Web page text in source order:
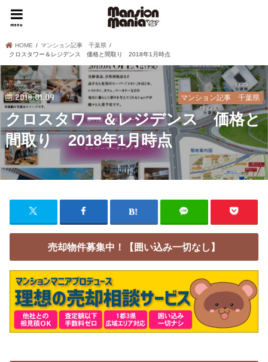
menu
HOME
マンション記事 千葉県
クロスタワー＆レジデンス 価格と間取り 2018年1月時点
マンション記事 千葉県
2018.01.09
クロスタワー＆レジデンス 価格と
間取り 2018年1月時点
売却物件募集中！【囲い込み一切なし】